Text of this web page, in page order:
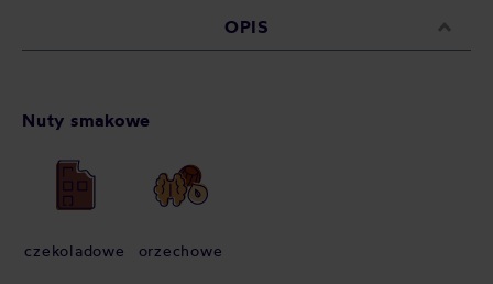
OPIS
Nuty smakowe
czekoladowe orzechowe